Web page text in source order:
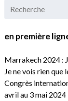
en première
Marrakech 2024 :
Je ne vois rien
Congrès
avril au 3 mai